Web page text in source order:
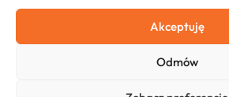
Akceptuję
Odmów
Asfalt
O nas
Zostań
Kontakt